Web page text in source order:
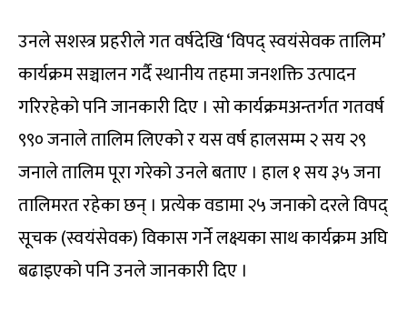
उनले सशस्त्र प्रहरीले गत वर्षदेखि ‘विपद् स्वयंसेवक तालिम’
कार्यक्रम सञ्चालन गर्दै स्थानीय तहमा जनशक्ति उत्पादन
गरिरहेको पनि जानकारी दिए । सो कार्यक्रमअन्तर्गत गतवर्ष
९९० जनाले तालिम लिएको र यस वर्ष हालसम्म २ सय २९
जनाले तालिम पूरा गरेको उनले बताए । हाल १ सय ३५ जना
तालिमरत रहेका छन् । प्रत्येक वडामा २५ जनाको दरले विपद्
सूचक (स्वयंसेवक) विकास गर्ने लक्ष्यका साथ कार्यक्रम अघि
बढाइएको पनि उनले जानकारी दिए ।